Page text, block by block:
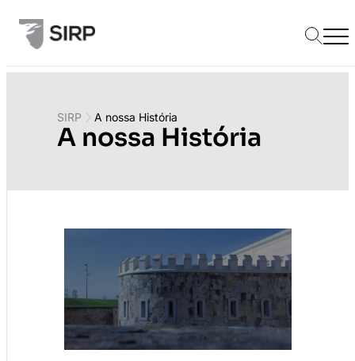
SIRP A nossa História
A nossa História